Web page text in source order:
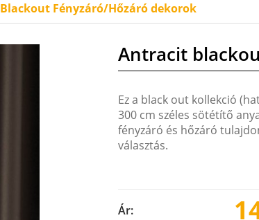
Blackout Fényzáró/Hőzáró dekorok
Antracit
Ez a black out kollekció
300 cm széles sötétítő
fényzáró és hőzáró
választás.
Ár: